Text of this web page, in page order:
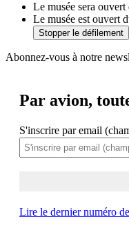
Le musée sera
Le musée est ouvert
Stopper le défilement
Abonnez-vous à notre
Par avion,
S'inscrire par email
Lire le dernier numéro